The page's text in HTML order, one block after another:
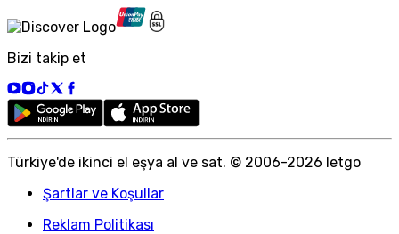
Bizi takip et
Türkiye'de ikinci el eşya al ve sat. © 2006-2026 letgo
Şartlar ve Koşullar
Reklam Politikası